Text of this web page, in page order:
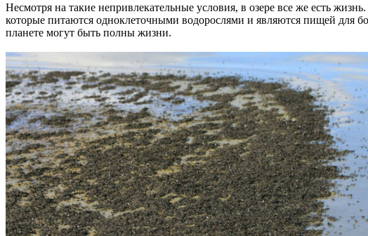
Несмотря на такие непривлекательные условия, в озере все же есть
которые питаются одноклеточными водорослями и являются пищей для
планете могут быть полны жизни.